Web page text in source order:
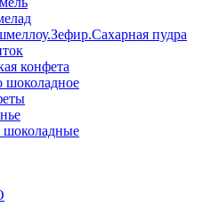
пудра
конфета
шоколадное
шоколадные